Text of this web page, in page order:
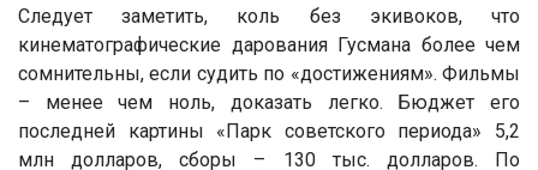
Следует заметить, коль без экивоков, что
кинематографические дарования Гусмана более чем
сомнительны, если судить по «достижениям». Фильмы
– менее чем ноль, доказать легко. Бюджет его
последней картины «Парк советского периода» 5,2
млн долларов, сборы – 130 тыс. долларов. По